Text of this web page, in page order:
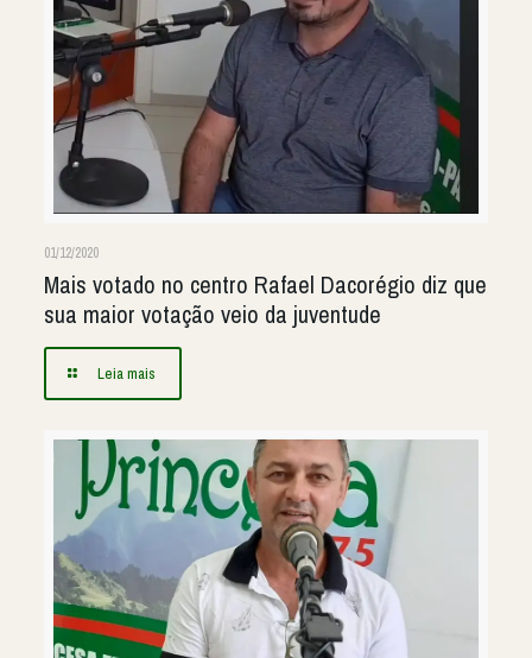
01/12/2020
Mais votado no centro Rafael Dacorégio diz que
sua maior votação veio da juventude
Leia mais